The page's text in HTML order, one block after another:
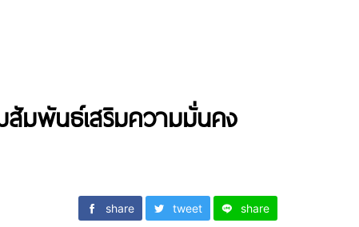
มพันธ์เสริมความมั่นคง
share tweet share